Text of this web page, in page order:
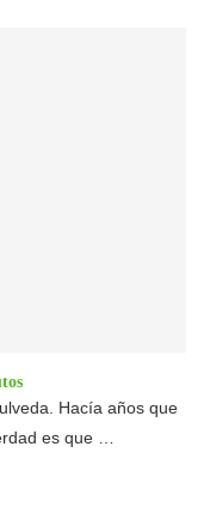
Hacía años que
es que …